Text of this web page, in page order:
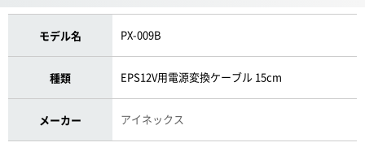
モデル名 PX-009B
種類 EPS12V用電源変換ケーブル 15cm
メーカー アイネックス